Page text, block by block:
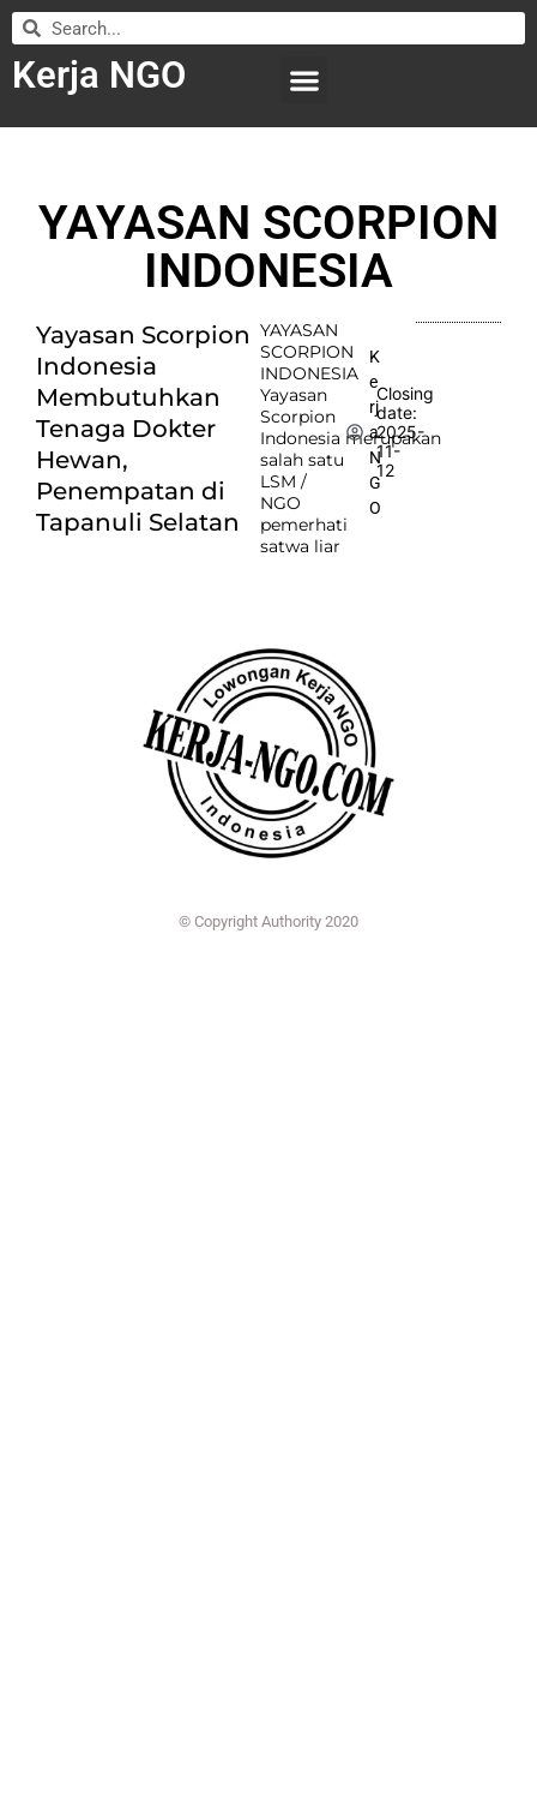
Kerja NGO
YAYASAN SCORPION
INDONESIA
Yayasan Scorpion
Indonesia
Membutuhkan
Tenaga Dokter
Hewan,
Penempatan di
Tapanuli Selatan
YAYASAN
SCORPION
INDONESIA
Yayasan
Scorpion
Indonesia merupakan
salah satu
LSM /
NGO
pemerhati
satwa liar
K
e
rj
a
N
G
O
Closing
date:
2025-
11-
12
© Copyright Authority 2020